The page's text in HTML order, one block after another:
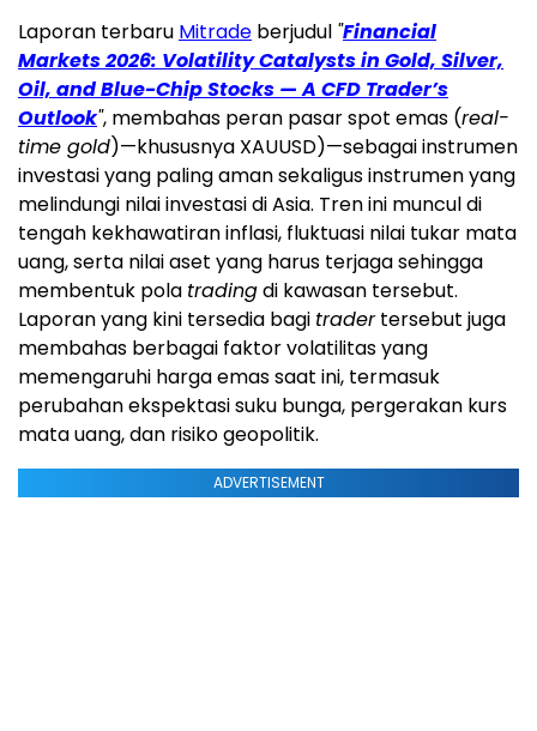
Laporan terbaru Mitrade berjudul "Financial
Markets 2026: Volatility Catalysts in Gold, Silver,
Oil, and Blue-Chip Stocks — A CFD Trader’s
Outlook", membahas peran pasar spot emas (real-
time gold)—khususnya XAUUSD)—sebagai instrumen
investasi yang paling aman sekaligus instrumen yang
melindungi nilai investasi di Asia. Tren ini muncul di
tengah kekhawatiran inflasi, fluktuasi nilai tukar mata
uang, serta nilai aset yang harus terjaga sehingga
membentuk pola tradingdi kawasan tersebut.
Laporan yang kini tersedia bagi tradertersebut juga
membahas berbagai faktor volatilitas yang
memengaruhi harga emas saat ini, termasuk
perubahan ekspektasi suku bunga, pergerakan kurs
mata uang, dan risiko geopolitik.
ADVERTISEMENT